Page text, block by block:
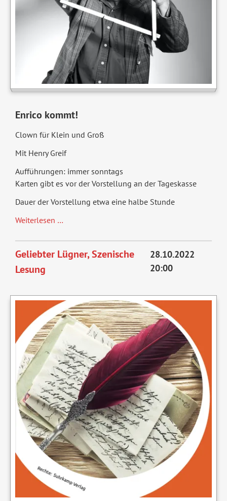
Enrico kommt!
Clown für Klein und Groß
Mit Henry Greif
Aufführungen: immer sonntags
Karten gibt es vor der Vorstellung an der Tageskasse
Dauer der Vorstellung etwa eine halbe Stunde
Weiterlesen …Clown
kommt
Geliebter Lügner, Szenische
Lesung
28.10.2022
20:00